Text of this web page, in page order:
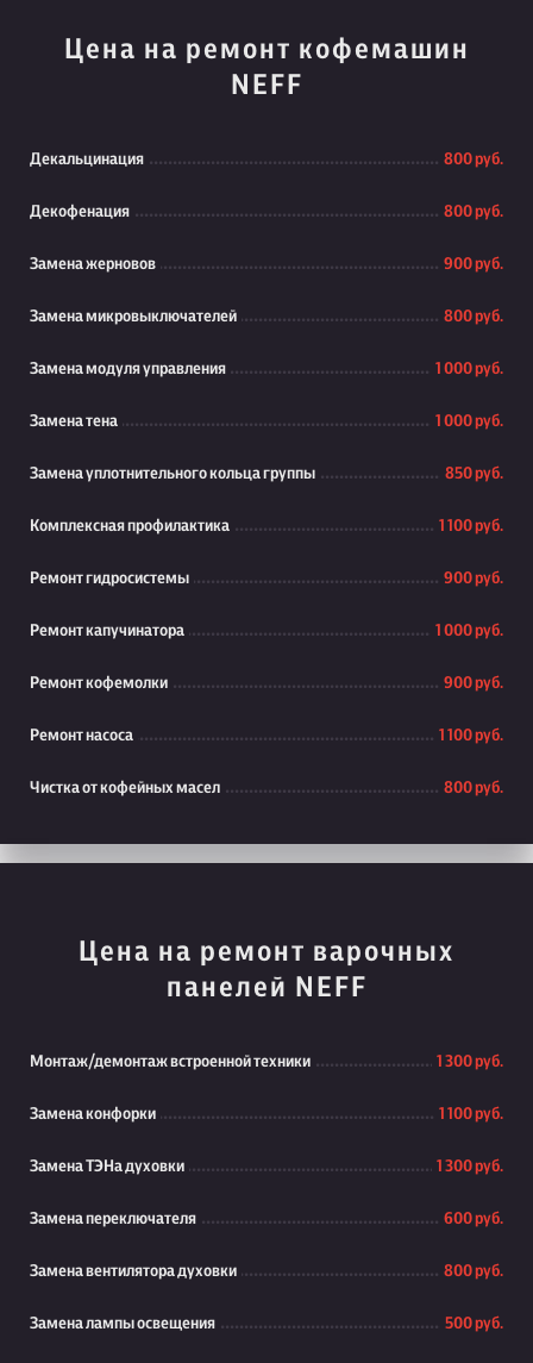
Цена на ремонт кофемашин
NEFF
Декальцинация 800 руб.
Декофенация 800 руб.
Замена жерновов 900 руб.
Замена микровыключателей 800 руб.
Замена модуля управления 1 000 руб.
Замена тена 1 000 руб.
Замена уплотнительного кольца группы 850 руб.
Комплексная профилактика 1 100 руб.
Ремонт гидросистемы 900 руб.
Ремонт капучинатора 1 000 руб.
Ремонт кофемолки 900 руб.
Ремонт насоса 1 100 руб.
Чистка от кофейных масел 800 руб.
Цена на ремонт варочных
панелей NEFF
Монтаж/демонтаж встроенной техники 1 300 руб.
Замена конфорки 1 100 руб.
Замена ТЭНа духовки 1 300 руб.
Замена переключателя 600 руб.
Замена вентилятора духовки 800 руб.
Замена лампы освещения 500 руб.